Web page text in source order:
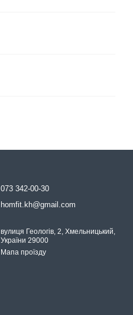
073 342-00-30
homfit.kh@gmail.com
вулиця Геологів, 2, Хмельницький,
України 29000
Мапа проїзду